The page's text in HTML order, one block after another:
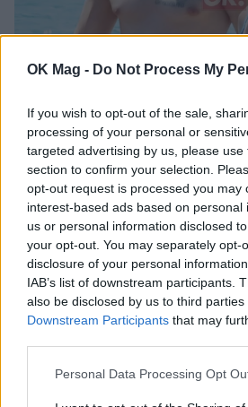
OK Mag - Do Not Process My
If you wish to opt-out of the sale,
processing of your personal or
targeted advertising by us, please
section to confirm your selection.
opt-out request is processed you may
interest-based ads based on personal
us or personal information disclosed
your opt-out. You may separately opt-
disclosure of your personal
IAB’s list of downstream participants.
also be disclosed by us to third parties
Downstream Participants that may
Personal Data Processing Opt
Βασίλης Σπανούλης –
PAPARAZZI